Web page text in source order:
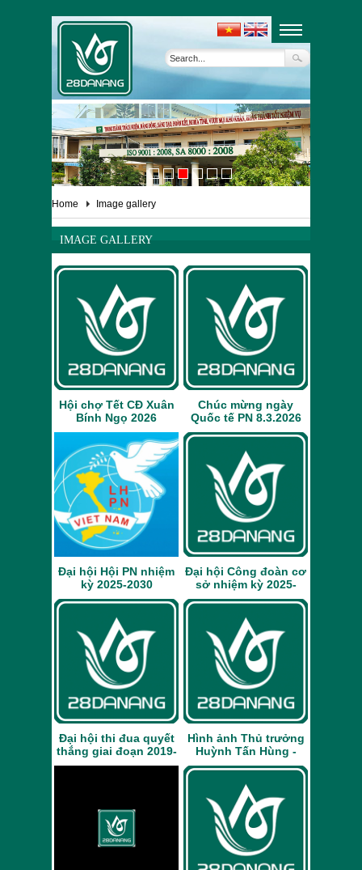
Home Image gallery
IMAGE GALLERY
Hội chợ Tết CĐ Xuân
Bính Ngọ 2026
Chúc mừng ngày
Quốc tế PN 8.3.2026
Đại hội Hội PN nhiệm
kỳ 2025-2030
Đại hội Công đoàn cơ
sở nhiệm kỳ 2025-
2030
Đại hội thi đua quyết
thắng giai đoạn 2019-
2024
Hình ảnh Thủ trưởng
Huỳnh Tấn Hùng -
PCN TCHC đến thăm
và làm việc tại đơn vị